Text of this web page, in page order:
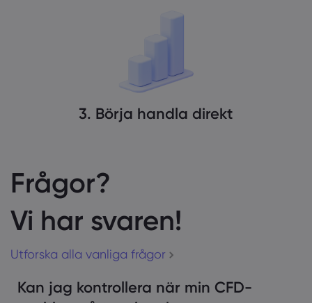
3. Börja handla direkt
Frågor?
Vi har svaren!
Utforska alla vanliga frågor
Kan jag kontrollera när min CFD-